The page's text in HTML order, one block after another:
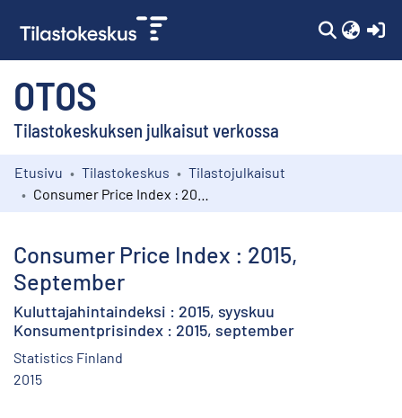
OTOS
Tilastokeskuksen julkaisut verkossa
Kokoelmat
Etusivu Tilastokeskus
Tilastojulkaisut
Consumer Price Index : 2015,
September
Kuluttajahintaindeksi : 2015, syyskuu
Konsumentprisindex : 2015, september
Statistics Finland
2015